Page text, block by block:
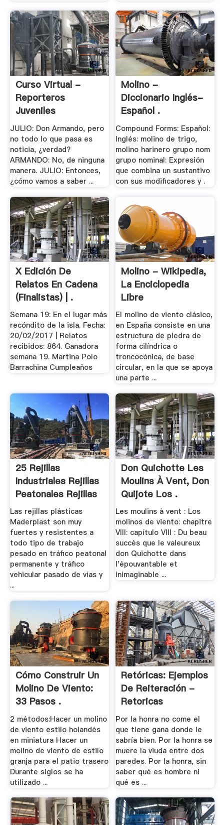
Curso Virtual -
Reporteros
Juveniles
JULIO: Don Armando, pero
no todo lo que pasa es
noticia, ¿verdad?
ARMANDO: No, de ninguna
manera. JULIO: Entonces,
¿cómo vamos a saber ...
Molino -
Diccionario Inglés-
Español .
Compound Forms: Español:
Inglés: molino de trigo,
molino harinero grupo nom
grupo nominal: Expresión
que combina un sustantivo
con sus modificadores y .
X Edición De
Relatos En Cadena
(Finalistas) | .
Semana 19: En el lugar más
recóndito de la isla. Fecha:
20/02/2017 | Relatos
recibidos: 864. Ganadora
semana 19. Martina Polo
Barrachina Cumpleaños
Molino - Wikipedia,
La Enciclopedia
Libre
El molino de viento clásico,
en España consiste en una
estructura de piedra de
forma cilíndrica o
troncocónica, de base
circular, en la que se apoya
una parte ...
25 Rejillas
Industriales Rejillas
Peatonales Rejillas
...
Las rejillas plásticas
Maderplast son muy
fuertes y resistentes a
todo tipo de trabajo
pesado en tráfico peatonal
permanente y tráfico
vehicular pasado de vías y
...
Don Quichotte Les
Moulins À Vent, Don
Quijote Los .
Les moulins à vent : Los
molinos de viento: chapitre
VIII: capítulo VIII : Du beau
succès que le valeureux
don Quichotte dans
l'épouvantable et
inimaginable ...
Cómo Construir Un
Molino De Viento:
33 Pasos .
2 métodos:Hacer un molino
de viento estilo holandés
en miniatura Hacer un
molino de viento de estilo
granja para el patio trasero
Durante siglos se ha
utilizado ...
Retóricas: Ejemplos
De Reiteración -
Retoricas
Por la honra no come el
que tiene gana donde le
sabría bien. Por la honra se
muere la viuda entre dos
paredes. Por la honra, sin
saber qué es hombre ni
qué es ...